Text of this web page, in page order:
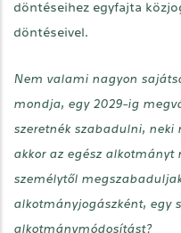
döntéseihez egyfajta
döntéseivel.
Nem valami nagyon
mondja, egy 2029-ig
szeretnék szabadulni, neki
akkor az egész
személytől
alkotmányjogászként, egy
alkotmánymódosítást?